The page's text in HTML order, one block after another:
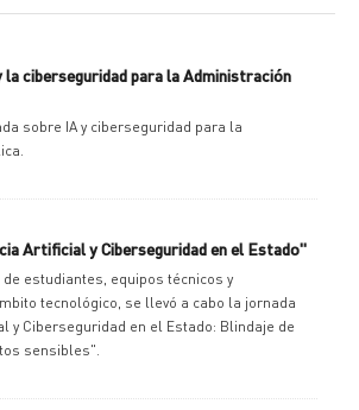
la ciberseguridad para la Administración
sobre IA y ciberseguridad para la
Artificial y Ciberseguridad en el Estado"
estudiantes, equipos técnicos y
tecnológico, se llevó a cabo la jornada
y Ciberseguridad en el Estado: Blindaje de
sensibles".